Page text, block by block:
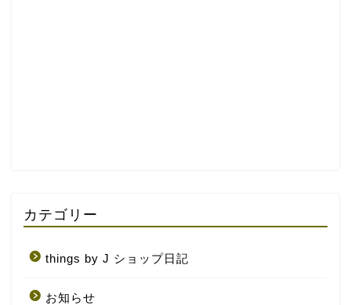
カテゴリー
things by J ショップ日記
お知らせ